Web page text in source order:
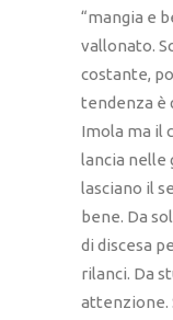
“mangia e
vallonato.
costante,
tendenza è
Imola ma il
lancia nelle
lasciano il
bene. Da
di discesa
rilanci. Da
attenzione.